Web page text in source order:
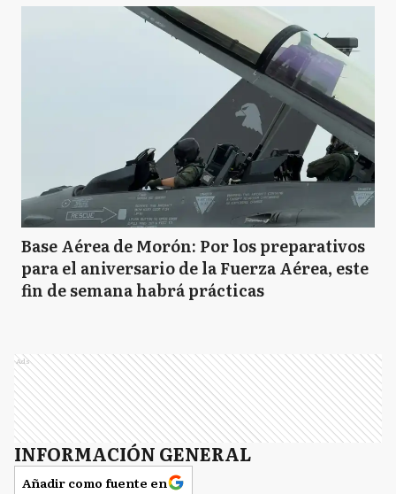
Base Aérea de Morón: Por los preparativos
para el aniversario de la Fuerza Aérea, este
fin de semana habrá prácticas
Ads
INFORMACIÓN GENERAL
Añadir como fuente en